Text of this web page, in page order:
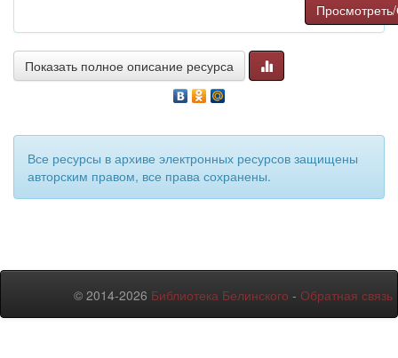
Показать полное описание ресурса
Все ресурсы в архиве электронных ресурсов защищены
авторским правом, все права сохранены.
© 2014-2026 Библиотека Белинского - Обратная связь